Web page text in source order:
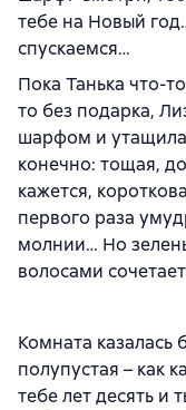
тебе на Новый
спускаемся…
Пока Танька что-
то без подарка,
шарфом и
конечно: тощая,
кажется,
первого раза
молнии… Но
волосами
Комната казалась
полупустая – как
тебе лет десять и